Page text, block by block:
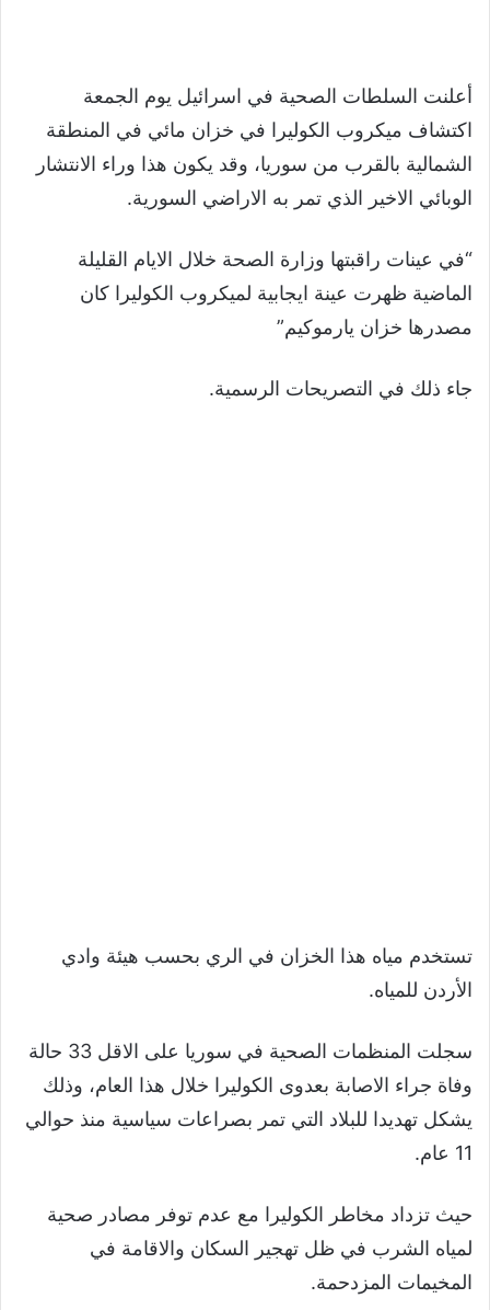
أعلنت السلطات الصحية في اسرائيل يوم الجمعة
اكتشاف ميكروب الكوليرا في خزان مائي في المنطقة
الشمالية بالقرب من سوريا، وقد يكون هذا وراء الانتشار
الوبائي الاخير الذي تمر به الاراضي السورية.
“في عينات راقبتها وزارة الصحة خلال الايام القليلة
الماضية ظهرت عينة ايجابية لميكروب الكوليرا كان
مصدرها خزان يارموكيم”
جاء ذلك في التصريحات الرسمية.
تستخدم مياه هذا الخزان في الري بحسب هيئة وادي
الأردن للمياه.
سجلت المنظمات الصحية في سوريا على الاقل 33 حالة
وفاة جراء الاصابة بعدوى الكوليرا خلال هذا العام، وذلك
يشكل تهديدا للبلاد التي تمر بصراعات سياسية منذ حوالي
11 عام.
حيث تزداد مخاطر الكوليرا مع عدم توفر مصادر صحية
لمياه الشرب في ظل تهجير السكان والاقامة في
المخيمات المزدحمة.